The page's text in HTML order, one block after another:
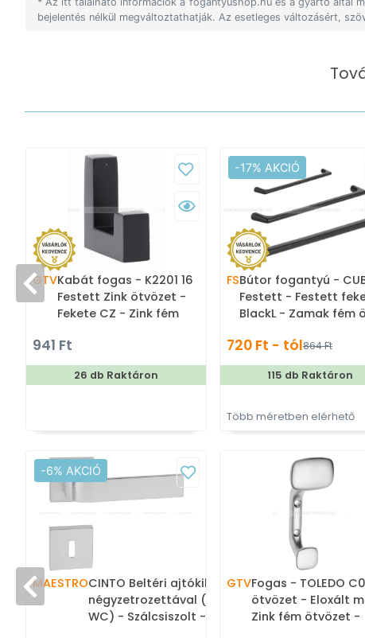
bejelentés nélkül megváltoztathatják. Az esetleges változásért,
GTVKabát fogas - K2201 16
Festett Zink ötvözet -
Fekete CZ - Zink fém
fogas
941 Ft
26 db Raktáron
-17% AKCIÓ
FSBútor fogantyú -
Festett - Festett
BlackL - Zamak fém
színes fém
720 Ft - tól864 Ft
115 db Raktáron
Több méretben elérhető
-6% AKCIÓ
MAESTROCINTO Beltéri ajtókilincs
négyzetrozettával (BB PZ
WC) - Szálcsiszolt - Zamak
GTVFogas - TOLEDO C0
ötvözet - Eloxált
Zink fém ötvözet -